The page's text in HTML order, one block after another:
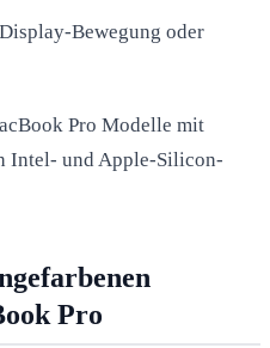
Bewegung oder
Pro Modelle mit
Intel- und Apple-Silicon-
Pro